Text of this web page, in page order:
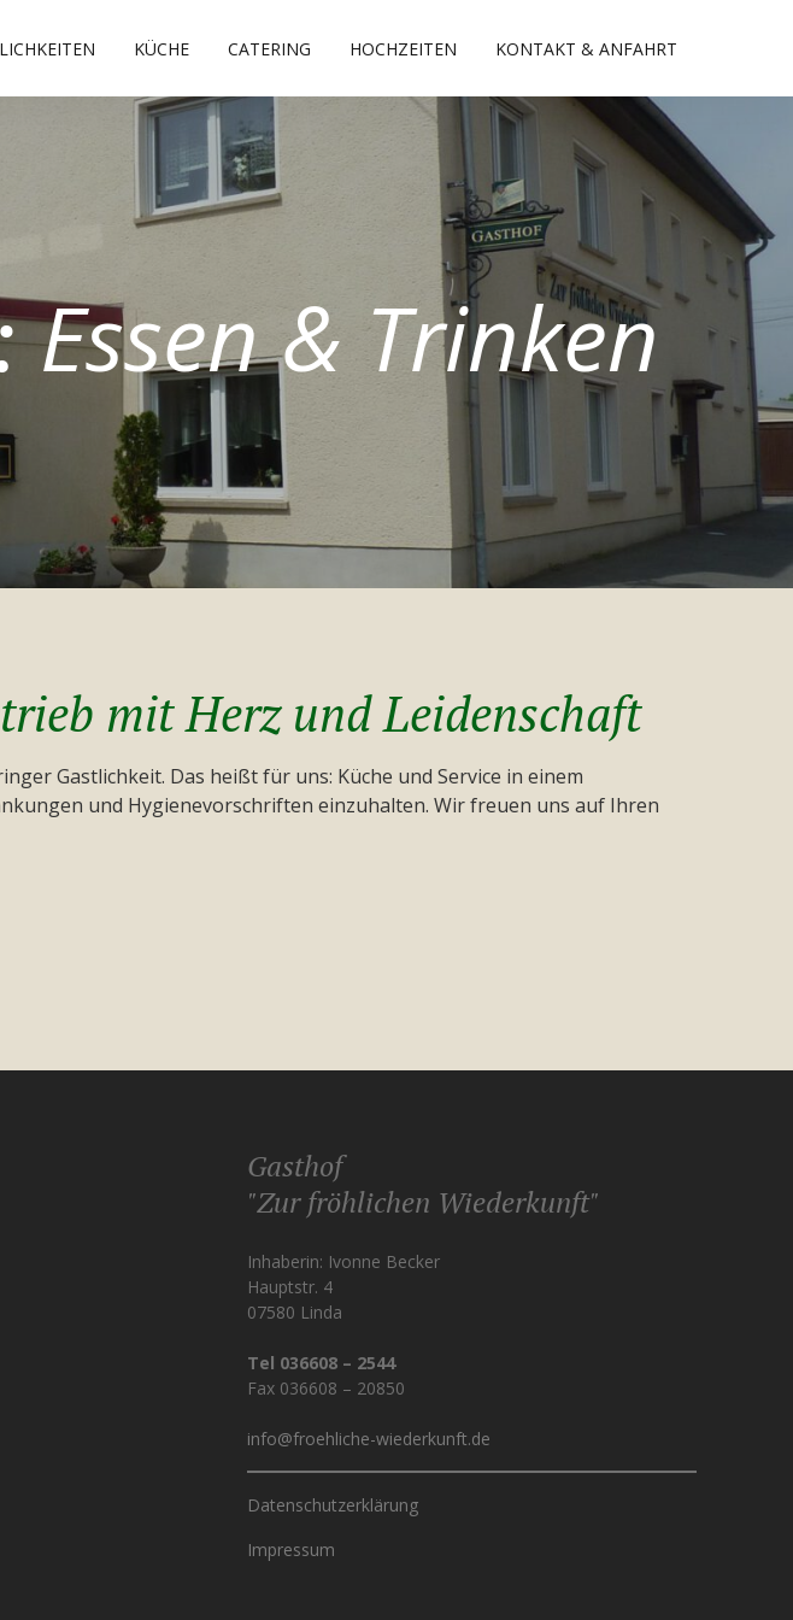
KÜCHE CATERING HOCHZEITEN KONTAKT & ANFAHRT
Essen & Trinken
mit Herz und Leidenschaft
Gastlichkeit. Das heißt für uns: Küche und Service in einem
und Hygienevorschriften einzuhalten. Wir freuen uns auf Ihren
Gasthof
"Zur fröhlichen Wiederkunft"
Inhaberin: Ivonne Becker
Hauptstr. 4
07580 Linda
Tel 036608 – 2544
Fax 036608 – 20850
info@froehliche-wiederkunft.de
Datenschutzerklärung
Impressum